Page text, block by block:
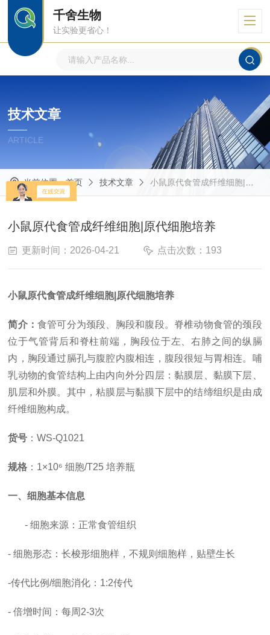
千舍生物
让实验更省心！
技术文章
ARTICLE
当前位置：首页 技术文章 小鼠原代食管成纤维细胞|原代细胞培养
小鼠原代食管成纤维细胞|原代细胞培养
更新时间：2026-04-21 点击次数：193
小鼠原代食管成纤维细胞|原代细胞培养
简介：食管可分为颈段、胸段和腹段。脊椎动物食管的颈段
位于气管背后和脊柱前端，胸段位于左、右肺之间的纵膈
内，胸段通过膈孔与腹腔内腹相连，腹段很短与胃相连。哺
乳动物的食管结构上由内向外分四层：黏膜层、黏膜下层、
肌层和外膜。其中，粘膜层与黏膜下层中的结缔组织是由成
纤维细胞构成。
货号 ：WS-Q1021
规格 ： 1×10⁶ 细胞/T25 培养瓶
一、细胞基本信息
- 细胞来源：正常食管组织
- 细胞形态：长梭形细胞样，不规则细胞样，贴壁生长
-传代比例/细胞消化 ： 1:2传代
-倍增时间 ：每周 2-3次